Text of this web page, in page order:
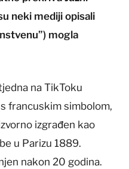
neki mediji opisali
mogla
na TikToku
francuskim simbolom,
izgrađen kao
u Parizu 1889.
nakon 20 godina.